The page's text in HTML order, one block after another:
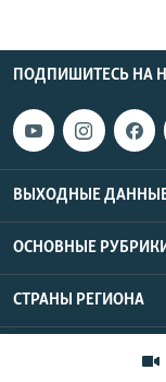
ПОДПИШИТЕСЬ НА
ВЫХОДНЫЕ
ОСНОВНЫЕ
СТРАНЫ РЕГИОНА
Азаттык